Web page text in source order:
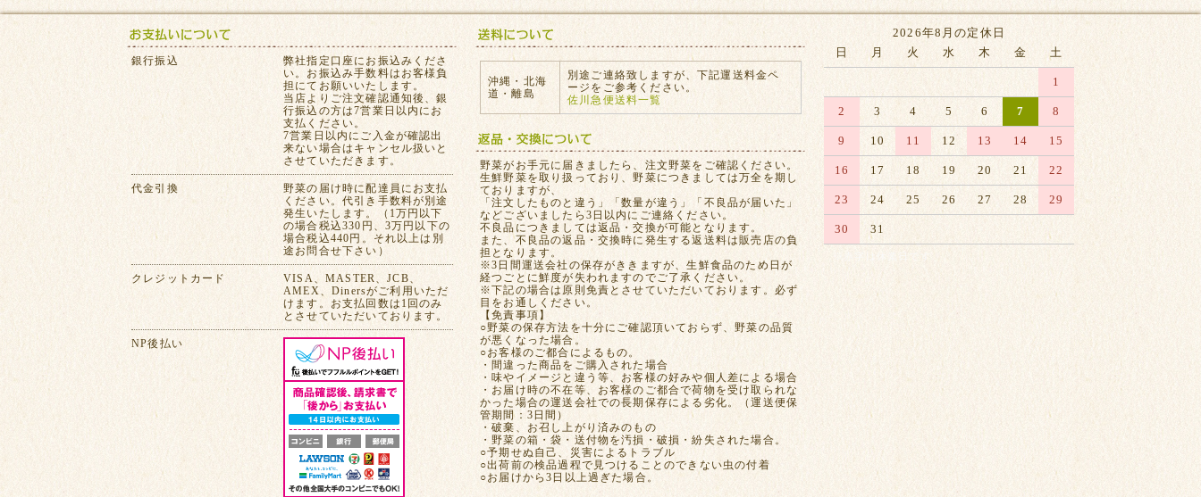
2026年8月の定休日
日
月 火 水 木 金 土
1
2 3 4 5 6 7 8
9 10 11 12 13 14 15
16 17 18 19 20 21 22
23 24 25 26 27 28 29
30 31
銀行振込
弊社指定口座にお振込みくださ
い。お振込み手数料はお客様負
担にてお願いいたします。
当店よりご注文確認通知後、銀
行振込の方は7営業日以内にお
支払ください。
7営業日以内にご入金が確認出
来ない場合はキャンセル扱いと
させていただきます。
代金引換
野菜の届け時に配達員にお支払
ください。代引き手数料が別途
発生いたします。（1万円以下
の場合税込330円、3万円以下の
場合税込440円。それ以上は別
途お問合せ下さい）
クレジットカード
VISA、MASTER、JCB、
AMEX、Dinersがご利用いただ
けます。お支払回数は1回のみ
とさせていただいております。
NP後払い
沖縄・北海
道・離島
別途ご連絡致しますが、下記運送料金ペ
ージをご参考ください。
佐川急便送料一覧
野菜がお手元に届きましたら、注文野菜をご確認ください。
生鮮野菜を取り扱っており、野菜につきましては万全を期し
ておりますが、
「注文したものと違う」「数量が違う」「不良品が届いた」
などございましたら3日以内にご連絡ください。
不良品につきましては返品・交換が可能となります。
また、不良品の返品・交換時に発生する返送料は販売店の負
担となります。
※3日間運送会社の保存がききますが、生鮮食品のため日が
経つごとに鮮度が失われますのでご了承ください。
※下記の場合は原則免責とさせていただいております。必ず
目をお通しください。
【免責事項】
○野菜の保存方法を十分にご確認頂いておらず、野菜の品質
が悪くなった場合。
○お客様のご都合によるもの。
・間違った商品をご購入された場合
・味やイメージと違う等、お客様の好みや個人差による場合
・お届け時の不在等、お客様のご都合で荷物を受け取られな
かった場合の運送会社での長期保存による劣化。（運送便保
管期間：3日間）
・破棄、お召し上がり済みのもの
・野菜の箱・袋・送付物を汚損・破損・紛失された場合。
○予期せぬ自己、災害によるトラブル
○出荷前の検品過程で見つけることのできない虫の付着
○お届けから3日以上過ぎた場合。